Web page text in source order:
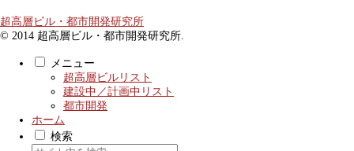
超高層ビル・都市開発研究所
© 2014 超高層ビル・都市開発研究所.
メニュー
超高層ビルリスト
建設中／計画中リスト
都市開発
ホーム
検索